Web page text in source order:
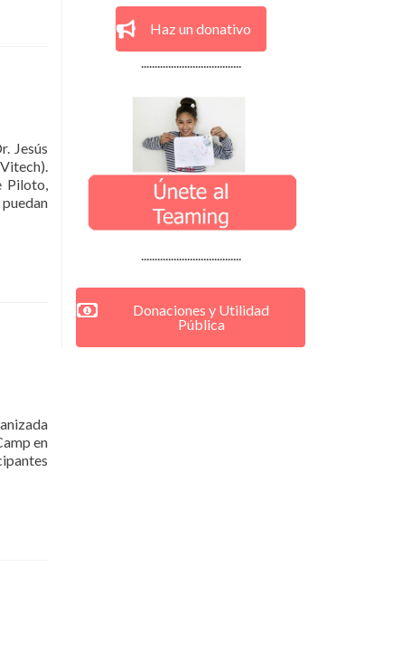
Jesús
Piloto,
en
Haz un donativo
Donaciones y Utilidad
Pública